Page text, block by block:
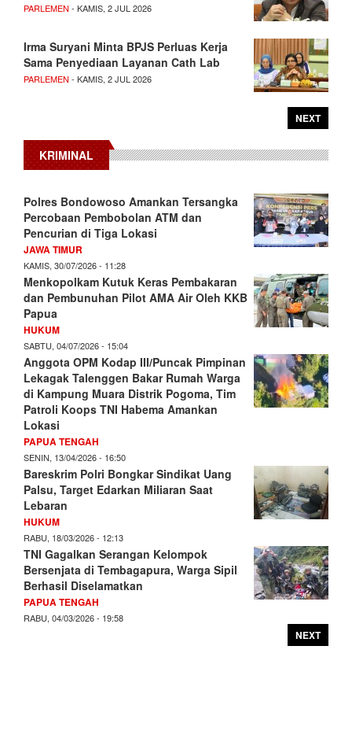
PARLEMEN - KAMIS, 2 JUL 2026
Irma Suryani Minta BPJS Perluas Kerja
Sama Penyediaan Layanan Cath Lab
PARLEMEN - KAMIS, 2 JUL 2026
NEXT
KRIMINAL
Polres Bondowoso Amankan Tersangka
Percobaan Pembobolan ATM dan
Pencurian di Tiga Lokasi
JAWA TIMUR
KAMIS, 30/07/2026 - 11:28
Menkopolkam Kutuk Keras Pembakaran
dan Pembunuhan Pilot AMA Air Oleh KKB
Papua
HUKUM
SABTU, 04/07/2026 - 15:04
Anggota OPM Kodap III/Puncak Pimpinan
Lekagak Talenggen Bakar Rumah Warga
di Kampung Muara Distrik Pogoma, Tim
Patroli Koops TNI Habema Amankan
Lokasi
PAPUA TENGAH
SENIN, 13/04/2026 - 16:50
Bareskrim Polri Bongkar Sindikat Uang
Palsu, Target Edarkan Miliaran Saat
Lebaran
HUKUM
RABU, 18/03/2026 - 12:13
TNI Gagalkan Serangan Kelompok
Bersenjata di Tembagapura, Warga Sipil
Berhasil Diselamatkan
PAPUA TENGAH
RABU, 04/03/2026 - 19:58
NEXT